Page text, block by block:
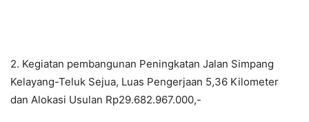
2. Kegiatan pembangunan Peningkatan Jalan Simpang
Kelayang-Teluk Sejua, Luas Pengerjaan 5,36 Kilometer
dan Alokasi Usulan Rp29.682.967.000,-